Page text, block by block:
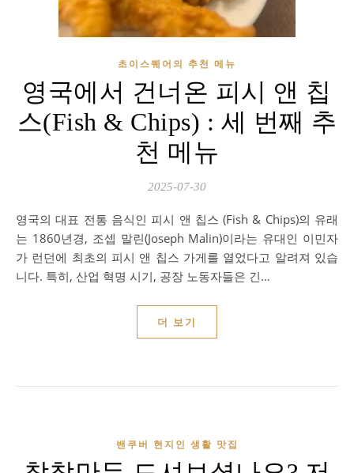
초이스퀘어의 추천 메뉴
영국에서 건너온 피시 앤 칩
스(Fish & Chips) : 세 번째 추
천 메뉴
2025-07-30
영국의 대표 전통 음식인 피시 앤 칩스 (Fish & Chips)의 유래
는 1860년경, 조셉 말린(Joseph Malin)이라는 유대인 이민자
가 런던에 최초의 피시 앤 칩스 가게를 열었다고 알려져 있습
니다. 특히, 산업 혁명 시기, 공장 노동자들은 긴…
더 보기
밴쿠버 현지인 생활 맛집